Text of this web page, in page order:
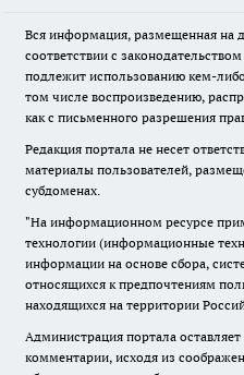
Вся информация, размещенная на
соответствии с
подлежит использованию кем-
том числе воспроизведению,
как с письменного разрешения
Редакция портала не несет
материалы пользователей,
субдоменах.
"На информационном ресурсе
технологии (информационные
информации на основе сбора,
относящихся к предпочтениям
находящихся на территории
Администрация портала
комментарии, исходя из